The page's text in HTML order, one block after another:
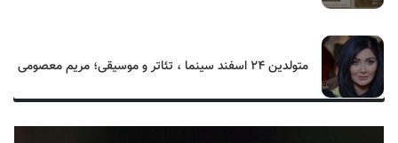
متولدین ۲۴ اسفند سینما ، تئاتر و موسیقی؛ مریم معصومی